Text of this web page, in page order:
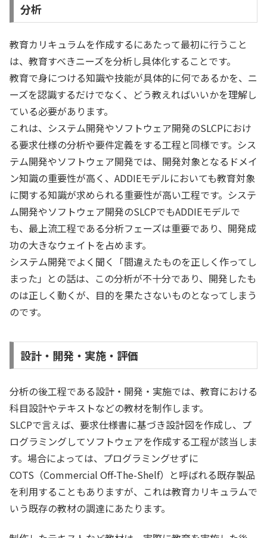
分析
教育カリキュラムを作成するにあたって最初に行うこと
は、教育すべきニーズを分析し具体化することです。
教育で身につける知識や技能が具体的に何であるかを、ニ
ーズを認識するだけでなく、どう教えればいいかを理解し
ている必要があります。
これは、システム開発やソフトウェア開発のSLCPにおけ
る要求仕様の分析や要件定義をする工程と同様です。シス
テム開発やソフトウェア開発では、開発対象となるドメイ
ン知識の重要性が高く、ADDIEモデルにおいても教育対象
に関する知識が求められる重要性が高い工程です。システ
ム開発やソフトウェア開発のSLCPでもADDIEモデルで
も、最上流工程である分析フェーズは重要であり、開発成
功の大きなウェイトを占めます。
システム開発でよく聞く「間違えたものを正しく作ってし
まった」との話は、この分析が不十分であり、開発したも
のは正しく動くが、目的を果たさないものとなってしまう
のです。
設計・開発・実施・評価
分析の後工程である設計・開発・実施では、教育における
科目設計やテキストなどの教材を制作します。
SLCPで言えば、要求仕様書に基づき設計図を作成し、プ
ログラミングしてソフトウェアを作成する工程が該当しま
す。場合によっては、プログラミングせずに
COTS（Commercial Off-The-Shelf）と呼ばれる既存製品
を利用することもありますが、これは教育カリキュラムで
いう既存の教材の調達にあたります。